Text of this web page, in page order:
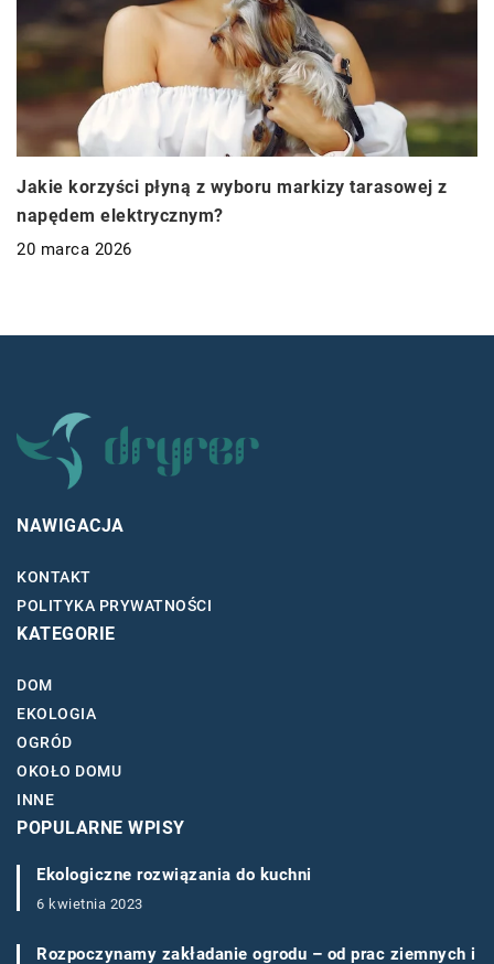
Jakie korzyści płyną z wyboru markizy tarasowej z
napędem elektrycznym?
20 marca 2026
NAWIGACJA
KONTAKT
POLITYKA PRYWATNOŚCI
KATEGORIE
DOM
EKOLOGIA
OGRÓD
OKOŁO DOMU
INNE
POPULARNE WPISY
Ekologiczne rozwiązania do kuchni
6 kwietnia 2023
Rozpoczynamy zakładanie ogrodu – od prac ziemnych i